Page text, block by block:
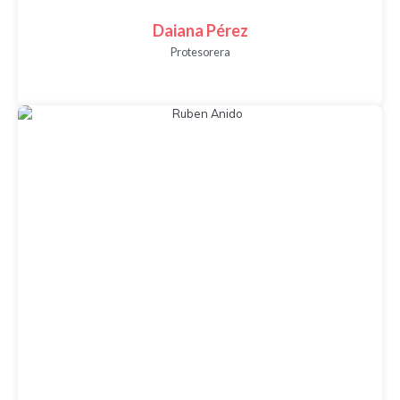
Daiana Pérez
Protesorera